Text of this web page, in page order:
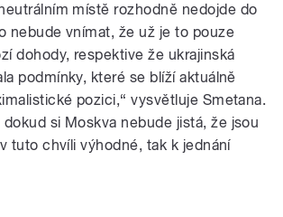
místě rozhodně nedojde do
nebude vnímat, že už je to pouze
dohody, respektive že ukrajinská
podmínky, které se blíží aktuálně
pozici,“ vysvětluje Smetana.
dokud si Moskva nebude jistá, že jsou
tuto chvíli výhodné, tak k jednání